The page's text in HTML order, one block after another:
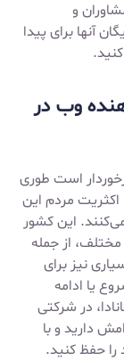
و
آنها برای پیدا
وب در
است طوری
مردم این
این کشور
از جمله
نیز برای
یا ادامه
در شرکتی
دارید و با
حفظ کنید.